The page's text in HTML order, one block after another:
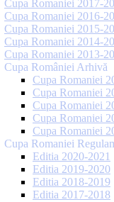
Cupa Romaniei 2017-
Cupa Romaniei 2016-
Cupa Romaniei 2015-
Cupa Romaniei 2014-
Cupa Romaniei 2013-
Cupa României Arhivă
Cupa Romaniei
Cupa Romaniei
Cupa Romaniei
Cupa Romaniei
Cupa Romaniei
Cupa Romaniei
Editia 2020-2021
Editia 2019-2020
Editia 2018-2019
Editia 2017-2018